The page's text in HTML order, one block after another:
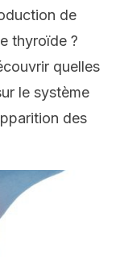
de
thyroïde ?
quelles
le système
des